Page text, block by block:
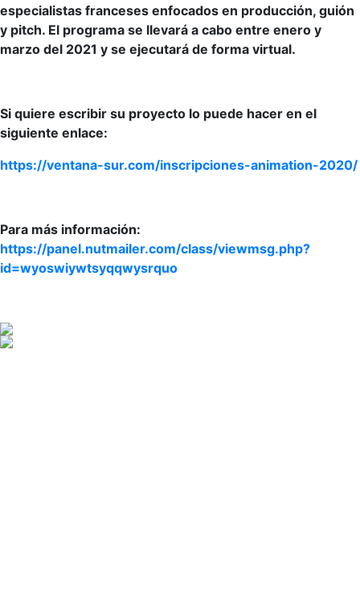
especialistas franceses enfocados en producción, guión
y pitch. El programa se llevará a cabo entre enero y
marzo del 2021 y se ejecutará de forma virtual.
Si quiere escribir su proyecto lo puede hacer en el
siguiente enlace:
https://ventana-sur.com/inscripciones-animation-2020/
Para más información:
https://panel.nutmailer.com/class/viewmsg.php?
id=wyoswiywtsyqqwysrquo